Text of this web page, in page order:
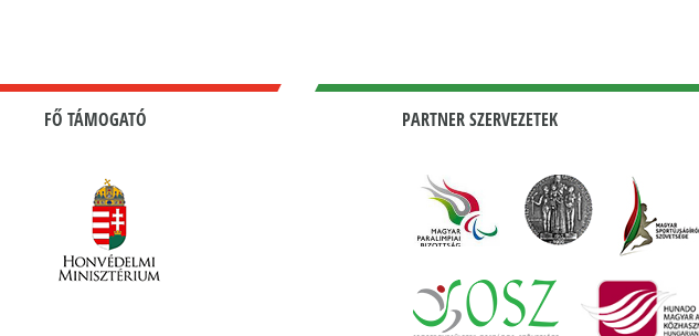
FŐ TÁMOGATÓ PARTNER SZERVEZETEK